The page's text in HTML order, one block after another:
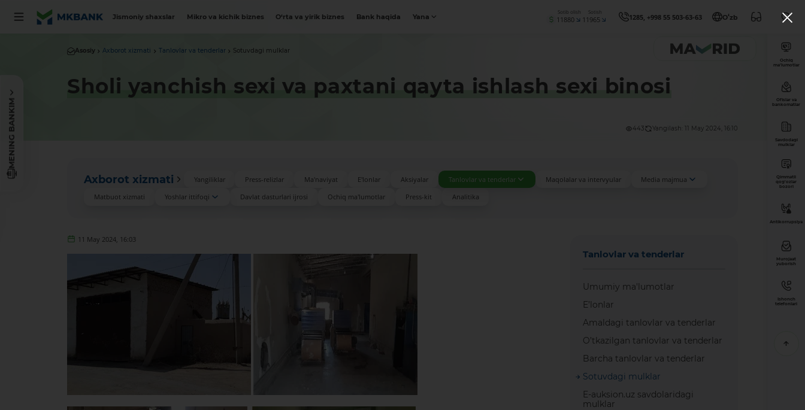
Jismoniy shaxslar Mikro va kichik biznes O‘rta va yirik biznes Bank haqida Yana
Sotib olish
11880
Sotish
11965 1285, +998 55 503-63-63 Oʻzb
MENING BANKIM
Asosiy Axborot xizmati Tanlovlar va tenderlar Sotuvdagi mulklar
Sholi yanchish sexi va paxtani qayta ishlash sexi binosi
443 Yangilash: 11 May 2024, 16:10
Axborot xizmati Yangiliklar Press-relizlar Ma'naviyat E'lonlar Aksiyalar Tanlovlar va tenderlar Maqolalar va intervyular
Media majmua
Matbuot xizmati
Yoshlar ittifoqi Davlat dasturlari ijrosi Ochiq ma'lumotlar Press-kit Analitika
11 May 2024, 16:03
Tanlovlar va tenderlar
Umumiy ma'lumotlar
E’lonlar
Amaldagi tanlovlar va tenderlar
O’tkazilgan tanlovlar va tenderlar
Barcha tanlovlar va tenderlar
Sotuvdagi mulklar
E-auksion.uz savdolaridagi
mulklar
Ochiq
ma’lumotlar
Ofislar va
bankomatlar
Savdodagi
mulklar
Qimmatli
qog'ozlar
bozori
Antikorrupsiya
Murojaat
yuborish
Ishonch
telefonlari